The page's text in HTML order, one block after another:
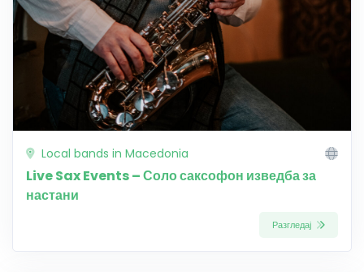
Local bands in Macedonia
Live Sax Events – Соло саксофон изведба за
настани
Разгледај